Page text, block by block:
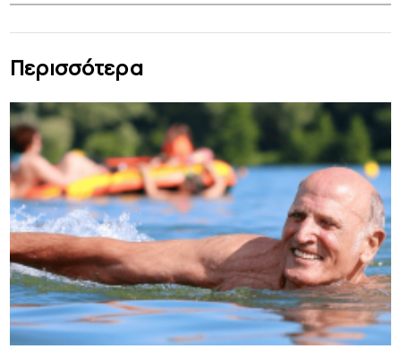
Περισσότερα